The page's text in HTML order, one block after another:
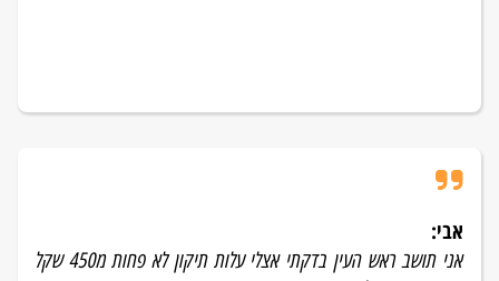
אבי:
אני תושב ראש העין בדקתי אצלי עלות תיקון לא פחות מ450 שקל